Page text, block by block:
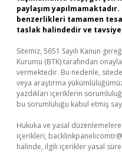
paylaşım
benzerlikleri tamamen
taslak halindedir ve
Sitemiz, 5651 Sayılı Kanun
Kurumu (BTK) tarafından
vermektedir. Bu nedenle,
veya araştırma
yazdıkları içeriklerin
bu sorumluluğu kabul etmiş
Hukuka ve yasal
içerikleri,
halinde, ilgili içerikler yasal